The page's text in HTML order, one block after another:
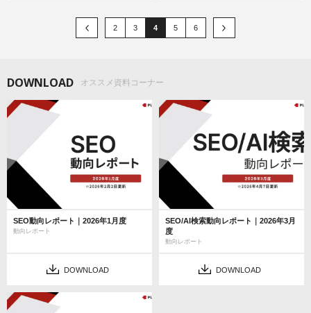
2 3 4 5 6
DOWNLOAD オススメ資料コーナー
SEO動向レポート｜2026年1月度
動向レポート
DOWNLOAD
SEO/AI検索動向レポート｜2026年3月
度
動向レポート
DOWNLOAD